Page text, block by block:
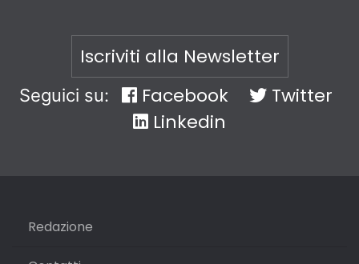
Iscriviti alla Newsletter
Seguici su: Facebook
Twitter
Linkedin
Redazione